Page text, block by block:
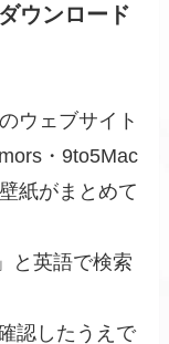
ウンロード
ウェブサイト
・9to5Mac
紙がまとめて
と英語で検索
認したうえで